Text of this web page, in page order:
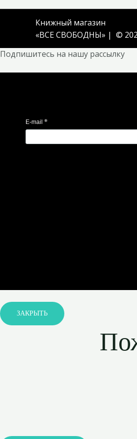
Книжный магазин
«ВСЕ СВОБОДНЫ» | ©
Подпишитесь на нашу рассылку
E-mail *
ЗАКРЫТЬ